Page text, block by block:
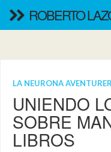
ROBERTO
LA NEURONA
UNIENDO
SOBRE
LIBROS